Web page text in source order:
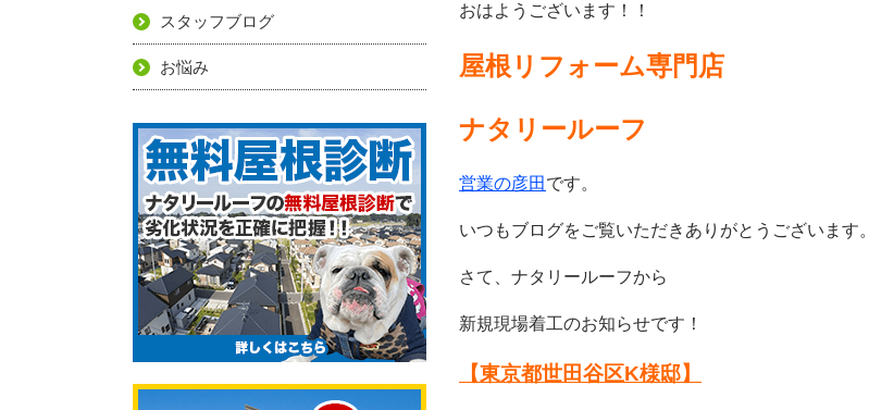
おはようございます！！
屋根リフォーム専門店
ナタリールーフ
営業の彦田 です。
いつもブログをご覧いただき ありがとうございます。
さて、ナタリールーフから
新規現場着工のお知らせです！
【東京都世田谷区K様邸】
スタッフブログ
お悩み